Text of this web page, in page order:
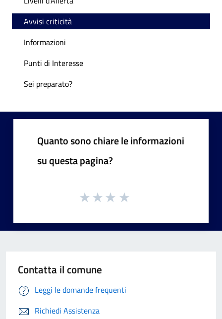
Avvisi criticità
Informazioni
Punti di Interesse
Sei preparato?
Quanto sono chiare le informazioni
su questa pagina?
Contatta il comune
Leggi le domande frequenti
Richiedi Assistenza